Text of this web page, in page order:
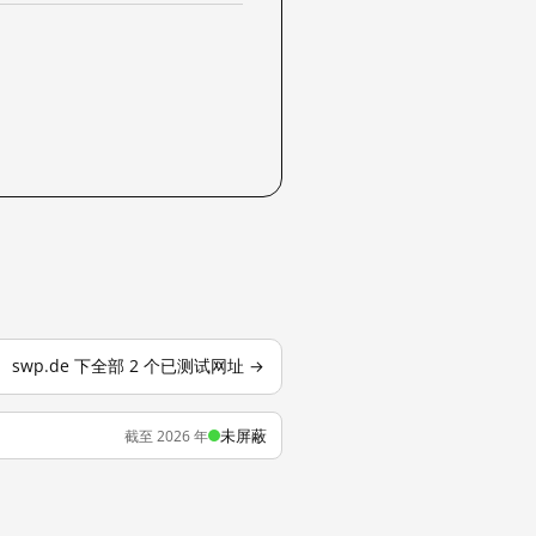
swp.de 下全部 2 个已测试网址 →
截至 2026 年 未屏蔽